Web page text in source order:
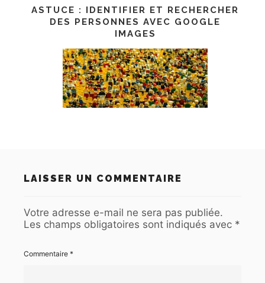
ASTUCE : IDENTIFIER ET RECHERCHER
DES PERSONNES AVEC GOOGLE
IMAGES
LAISSER UN COMMENTAIRE
Votre adresse e-mail ne sera pas publiée.
Les champs obligatoires sont indiqués avec *
Commentaire *